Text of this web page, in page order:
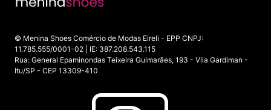
© Menina Shoes Comércio de Modas Eireli - EPP CNPJ:
11.785.555/0001-02 | IE: 387.208.543.115
Rua: General Epaminondas Teixeira Guimarães, 193 - Vila Gardiman -
Itu/SP - CEP 13309-410